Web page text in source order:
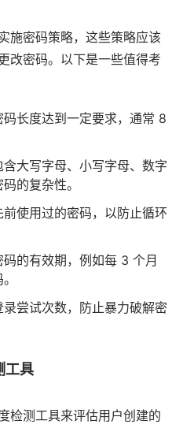
施密码策略，这些策略应该
改密码。以下是一些值得考
码长度达到一定要求，通常 8
含大写字母、小写字母、数字
的复杂性。
前使用过的密码，以防止循环
码的有效期，例如每 3 个月
录尝试次数，防止暴力破解密
工具
检测工具来评估用户创建的